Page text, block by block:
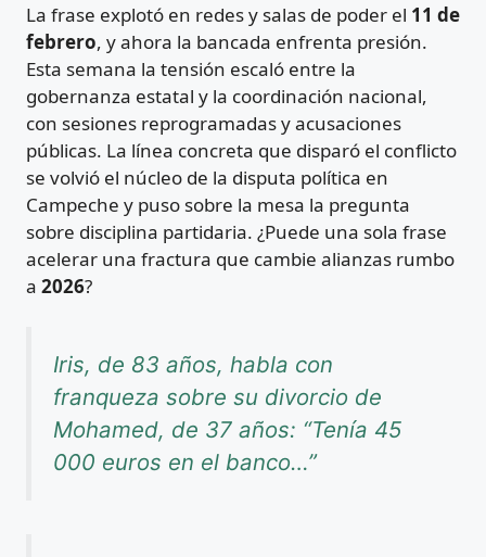
La frase explotó en redes y salas de poder el 11 de
febrero, y ahora la bancada enfrenta presión.
Esta semana la tensión escaló entre la
gobernanza estatal y la coordinación nacional,
con sesiones reprogramadas y acusaciones
públicas. La línea concreta que disparó el conflicto
se volvió el núcleo de la disputa política en
Campeche y puso sobre la mesa la pregunta
sobre disciplina partidaria. ¿Puede una sola frase
acelerar una fractura que cambie alianzas rumbo
a 2026?
Iris, de 83 años, habla con
franqueza sobre su divorcio de
Mohamed, de 37 años: “Tenía 45
000 euros en el banco…”